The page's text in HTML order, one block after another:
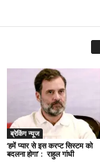
ब्रेकिंग न्यूज
‘हमें प्यार से इस करप्ट सिस्टम को
बदलना होगा’ : राहुल गांधी